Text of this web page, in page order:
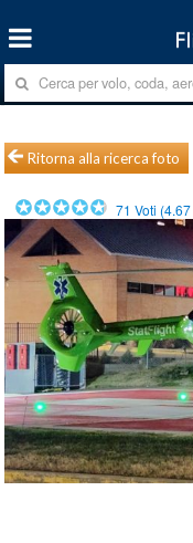
Ritorna alla ricerca foto
71 Voti (4.67